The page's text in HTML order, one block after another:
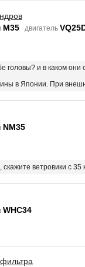
M35 двигатель
головы? и в каком они
в Японии. При
NM35
ветровики с 35
WHC34